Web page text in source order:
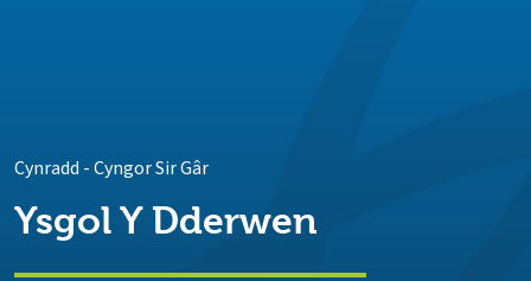
Cynradd -Cyngor Sir Gâr
Ysgol Y Dderwen